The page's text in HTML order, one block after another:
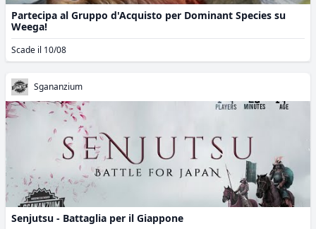
Partecipa al Gruppo d'Acquisto per Dominant Species su
Weega!
Scade il 10/08
Sgananzium
Senjutsu - Battaglia per il Giappone